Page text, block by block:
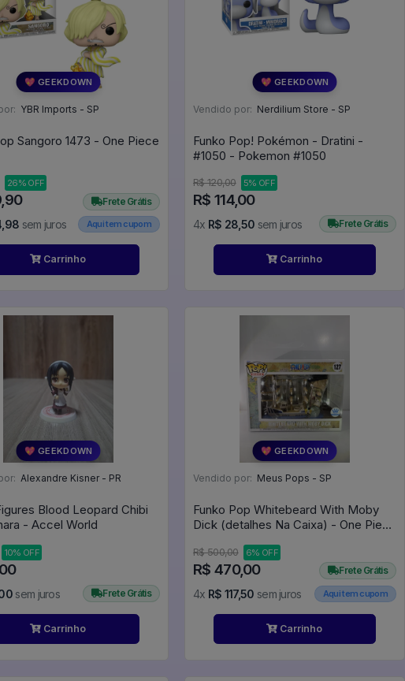
💖 GEEKDOWN
YBR Imports - SP
Sangoro 1473 - One Piece
26% OFF
sem juros
Frete Grátis
Aqui tem cupom
Carrinho
💖 GEEKDOWN
Vendido por: Nerdilium Store - SP
Funko Pop! Pokémon - Dratini -
#1050 - Pokemon #1050
R$ 120,00 5% OFF
R$ 114,00
4x R$ 28,50 sem juros Frete Grátis
Carrinho
💖 GEEKDOWN
Alexandre Kisner - PR
Blood Leopard Chibi
- Accel World
10% OFF
sem juros Frete Grátis
Carrinho
💖 GEEKDOWN
Vendido por: Meus Pops - SP
Funko Pop Whitebeard With Moby
Dick (detalhes Na Caixa) - One Piece
R$ 500,00 6% OFF
R$ 470,00
4x R$ 117,50 sem juros
Frete Grátis
Aqui tem cupom
Carrinho